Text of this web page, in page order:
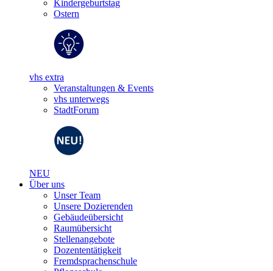
Kindergeburtstag
Ostern
vhs extra
Veranstaltungen & Events
vhs unterwegs
StadtForum
NEU
Über uns
Unser Team
Unsere Dozierenden
Gebäudeübersicht
Raumübersicht
Stellenangebote
Dozententätigkeit
Fremdsprachenschule